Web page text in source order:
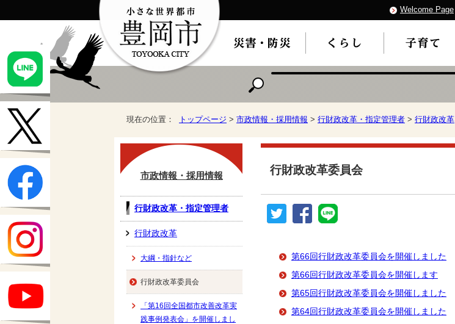
Welcome Page
現在の位置： トップページ > 市政情報・採用情報 > 行財政改革・指定管理者 > 行財政改革
行財政改革委員会
第66回行財政改革委員会を開催しました
第66回行財政改革委員会を開催します
第65回行財政改革委員会を開催しました
第64回行財政改革委員会を開催しました
市政情報・採用情報
行財政改革・指定管理者
行財政改革
大綱・指針など
行財政改革委員会
「第16回全国都市改善改革実
践事例発表会」を開催しまし